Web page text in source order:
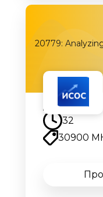
20779:
Наскоро
32
30900